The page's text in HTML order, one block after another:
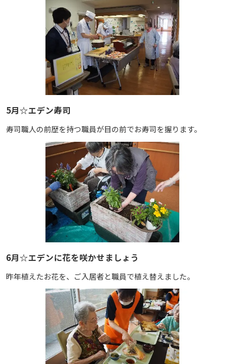
5月☆エデン寿司
寿司職人の前歴を持つ職員が目の前でお寿司を握ります。
6月☆エデンに花を咲かせましょう
昨年植えたお花を、ご入居者と職員で植え替えました。